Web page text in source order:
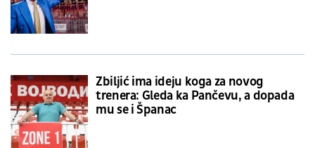
Zbiljić ima ideju koga za novog
trenera: Gleda ka Pančevu, a dopada
mu se i Španac